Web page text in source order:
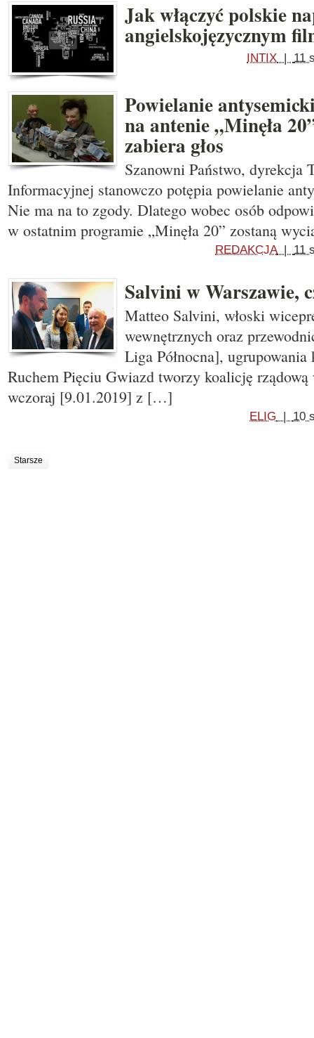
Jak włączyć polskie
angielskojęzycznym
INTIX | 11
Powielanie
na antenie „Minęła
zabiera głos
Szanowni Państwo, dyrekcja
Informacyjnej stanowczo potępia powielanie
Nie ma na to zgody. Dlatego wobec osób
w ostatnim programie „Minęła 20” zostaną
REDAKCJA| 11
Salvini w Warszawie,
Matteo Salvini, włoski
wewnętrznych oraz
Liga Północna],
Ruchem Pięciu Gwiazd tworzy koalicję rządową
wczoraj [9.01.2019] z […]
ELIG | 10
Starsze